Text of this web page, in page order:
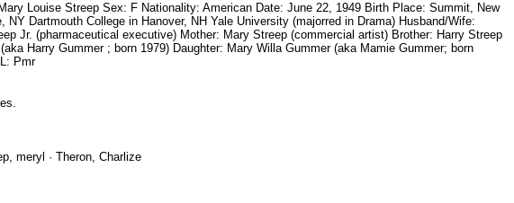
Louise Streep Sex: F Nationality: American Date: June 22, 1949 Birth Place: Summit, New
Dartmouth College in Hanover, NH Yale University (majorred in Drama) Husband/Wife:
Jr. (pharmaceutical executive) Mother: Mary Streep (commercial artist) Brother: Harry Streep
Harry Gummer ; born 1979) Daughter: Mary Willa Gummer (aka Mamie Gummer; born
Pmr
meryl · Theron, Charlize